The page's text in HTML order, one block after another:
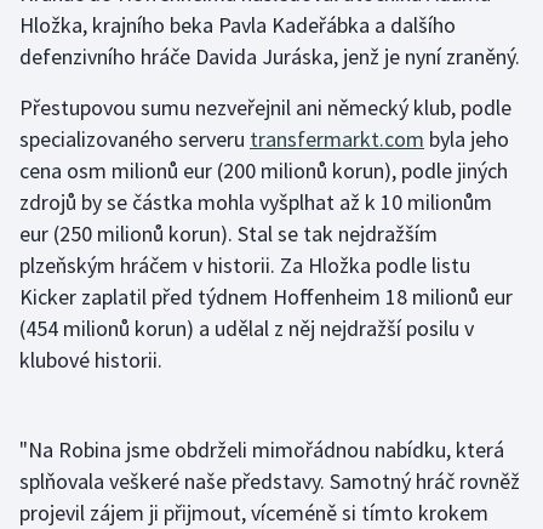
Golf
Gymnastika
Jezdectví
Judo
Krasobruslení
Lyže a snowboard
Moderní pětiboj
Hložka, krajního beka Pavla Kadeřábka a dalšího
defenzivního hráče Davida Juráska, jenž je nyní zraněný.
Přestupovou sumu nezveřejnil ani německý klub, podle
specializovaného serveru transfermarkt.com byla jeho
cena osm milionů eur (200 milionů korun), podle jiných
zdrojů by se částka mohla vyšplhat až k 10 milionům
eur (250 milionů korun). Stal se tak nejdražším
plzeňským hráčem v historii. Za Hložka podle listu
Kicker zaplatil před týdnem Hoffenheim 18 milionů eur
(454 milionů korun) a udělal z něj nejdražší posilu v
klubové historii.
"Na Robina jsme obdrželi mimořádnou nabídku, která
splňovala veškeré naše představy. Samotný hráč rovněž
projevil zájem ji přijmout, víceméně si tímto krokem